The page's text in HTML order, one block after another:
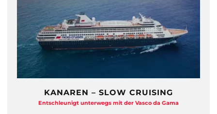
KANAREN – SLOW CRUISING
Entschleunigt unterwegs mit der Vasco da Gama